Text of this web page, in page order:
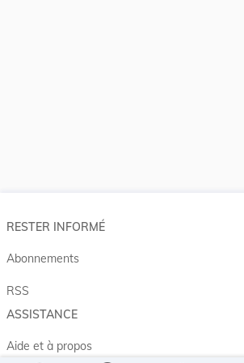
RESTER INFORMÉ
Abonnements
RSS
ASSISTANCE
Aide et à propos